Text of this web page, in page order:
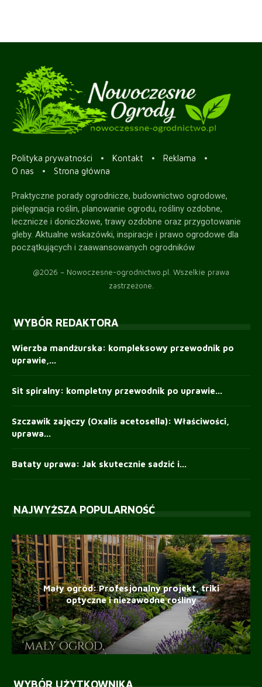
Polityka prywatności Kontakt
Reklama
O nas
Strona główna
Praktyczne porady ogrodnicze, budownictwo ogrodowe,
pielęgnacja roślin, planowanie ogrodu, rośliny ozdobne,
lecznicze i doniczkowe, trawy ozdobne oraz przygotowanie
gleby. Aktualne wskazówki, inspiracje i prawo ogrodowe dla
początkujących i zaawansowanych ogrodników
@2026 – Nowoczesne-ogrodnictwo.pl. Wszelkie prawa
zastrzeżone.
WYBÓR REDAKTORA
Wierzba mandżurska: kompleksowy przewodnik po
uprawie,...
Sit spiralny: kompletny przewodnik po uprawie...
Szczawik zajęczy (Oxalis acetosella): Właściwości,
uprawa...
Bataty uprawa: Jak skutecznie sadzić i...
NAJWYŻSZA POPULARNOŚĆ
Mały ogród: Profesjonalny projekt, triki
optyczne i niezawodne rośliny